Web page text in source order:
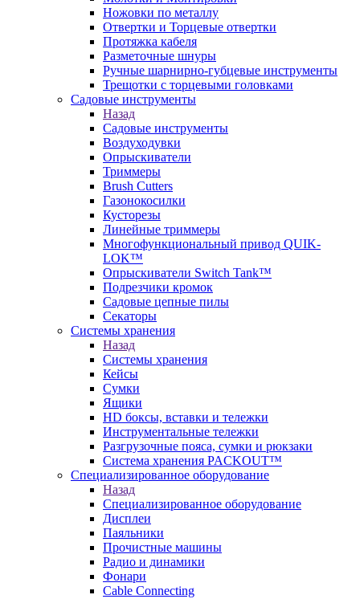
Ножовки по металлу
Отвертки и Торцевые отвертки
Протяжка кабеля
Разметочные шнуры
Ручные шарнирно-губцевые инструменты
Трещотки с торцевыми головками
Садовые инструменты
Назад
Садовые инструменты
Воздуходувки
Опрыскиватели
Триммеры
Brush Cutters
Газонокосилки
Кусторезы
Линейные триммеры
Многофункциональный привод QUIK-
LOK™
Опрыскиватели Switch Tank™
Подрезчики кромок
Садовые цепные пилы
Секаторы
Системы хранения
Назад
Системы хранения
Кейсы
Сумки
Ящики
HD боксы, вставки и тележки
Инструментальные тележки
Разгрузочные пояса, сумки и рюкзаки
Система хранения PACKOUT™
Специализированное оборудование
Назад
Специализированное оборудование
Дисплеи
Паяльники
Прочистные машины
Радио и динамики
Фонари
Cable Connecting